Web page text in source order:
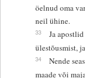
öelnud oma
neil ühine.
33
Ja apostlid
ülestõusmist,
34
Nende
maade või